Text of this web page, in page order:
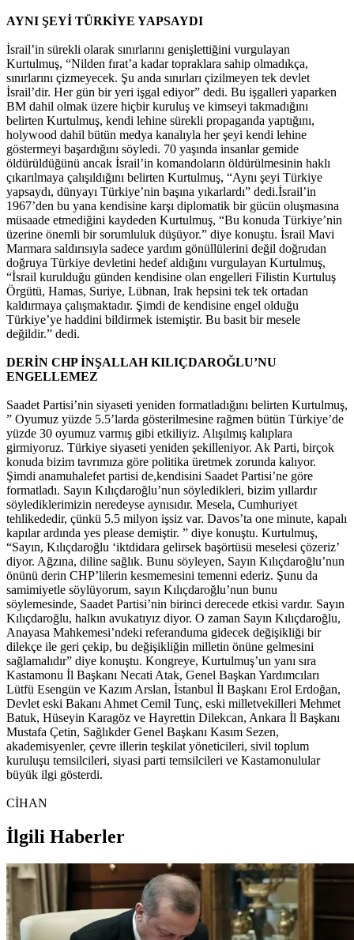
AYNI ŞEYİ TÜRKİYE YAPSAYDI
İsrail’in sürekli olarak sınırlarını genişlettiğini vurgulayan
Kurtulmuş, “Nilden fırat’a kadar topraklara sahip olmadıkça,
sınırlarını çizmeyecek. Şu anda sınırları çizilmeyen tek devlet
İsrail’dir. Her gün bir yeri işgal ediyor” dedi. Bu işgalleri yaparken
BM dahil olmak üzere hiçbir kuruluş ve kimseyi takmadığını
belirten Kurtulmuş, kendi lehine sürekli propaganda yaptığını,
holywood dahil bütün medya kanalıyla her şeyi kendi lehine
göstermeyi başardığını söyledi. 70 yaşında insanlar gemide
öldürüldüğünü ancak İsrail’in komandoların öldürülmesinin haklı
çıkarılmaya çalışıldığını belirten Kurtulmuş, “Aynı şeyi Türkiye
yapsaydı, dünyayı Türkiye’nin başına yıkarlardı” dedi.İsrail’in
1967’den bu yana kendisine karşı diplomatik bir gücün oluşmasına
müsaade etmediğini kaydeden Kurtulmuş, “Bu konuda Türkiye’nin
üzerine önemli bir sorumluluk düşüyor.” diye konuştu. İsrail Mavi
Marmara saldırısıyla sadece yardım gönüllülerini değil doğrudan
doğruya Türkiye devletini hedef aldığını vurgulayan Kurtulmuş,
“İsrail kurulduğu günden kendisine olan engelleri Filistin Kurtuluş
Örgütü, Hamas, Suriye, Lübnan, Irak hepsini tek tek ortadan
kaldırmaya çalışmaktadır. Şimdi de kendisine engel olduğu
Türkiye’ye haddini bildirmek istemiştir. Bu basit bir mesele
değildir.” dedi.
DERİN CHP İNŞALLAH KILIÇDAROĞLU’NU
ENGELLEMEZ
Saadet Partisi’nin siyaseti yeniden formatladığını belirten Kurtulmuş,
” Oyumuz yüzde 5.5’larda gösterilmesine rağmen bütün Türkiye’de
yüzde 30 oyumuz varmış gibi etkiliyiz. Alışılmış kalıplara
girmiyoruz. Türkiye siyaseti yeniden şekilleniyor. Ak Parti, birçok
konuda bizim tavrımıza göre politika üretmek zorunda kalıyor.
Şimdi anamuhalefet partisi de,kendisini Saadet Partisi’ne göre
formatladı. Sayın Kılıçdaroğlu’nun söyledikleri, bizim yıllardır
söylediklerimizin neredeyse aynısıdır. Mesela, Cumhuriyet
tehlikededir, çünkü 5.5 milyon işsiz var. Davos’ta one minute, kapalı
kapılar ardında yes please demiştir. ” diye konuştu. Kurtulmuş,
“Sayın, Kılıçdaroğlu ‘iktdidara gelirsek başörtüsü meselesi çözeriz’
diyor. Ağzına, diline sağlık. Bunu söyleyen, Sayın Kılıçdaroğlu’nun
önünü derin CHP’lilerin kesmemesini temenni ederiz. Şunu da
samimiyetle söylüyorum, sayın Kılıçdaroğlu’nun bunu
söylemesinde, Saadet Partisi’nin birinci derecede etkisi vardır. Sayın
Kılıçdaroğlu, halkın avukatıyız diyor. O zaman Sayın Kılıçdaroğlu,
Anayasa Mahkemesi’ndeki referanduma gidecek değişikliği bir
dilekçe ile geri çekip, bu değişikliğin milletin önüne gelmesini
sağlamalıdır” diye konuştu. Kongreye, Kurtulmuş’un yanı sıra
Kastamonu İl Başkanı Necati Atak, Genel Başkan Yardımcıları
Lütfü Esengün ve Kazım Arslan, İstanbul İl Başkanı Erol Erdoğan,
Devlet eski Bakanı Ahmet Cemil Tunç, eski milletvekilleri Mehmet
Batuk, Hüseyin Karagöz ve Hayrettin Dilekcan, Ankara İl Başkanı
Mustafa Çetin, Sağlıkder Genel Başkanı Kasım Sezen,
akademisyenler, çevre illerin teşkilat yöneticileri, sivil toplum
kuruluşu temsilcileri, siyasi parti temsilcileri ve Kastamonulular
büyük ilgi gösterdi.
CİHAN
İlgili Haberler